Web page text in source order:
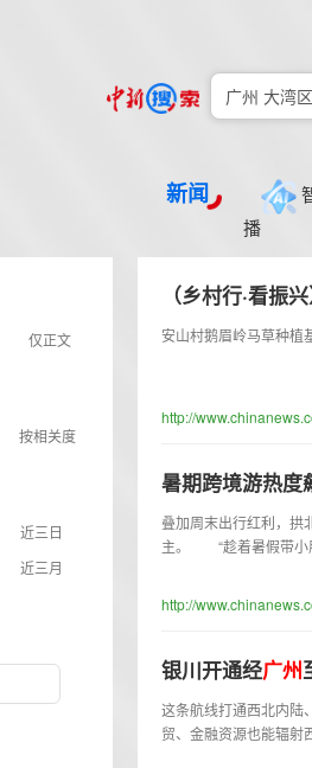
新闻
播
仅正文
按相关度
近三日
近三月
（乡村行·看振
安山村鹅眉岭马草种植
http://
暑期跨境游热度
叠加周末出行红利，拱
主。 “趁着暑假带小
http://
银川开通经广州
这条航线打通西北内陆
贸、金融资源也能辐射